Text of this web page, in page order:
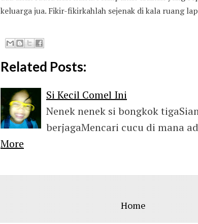
keluarga jua. Fikir-fikirkahlah sejenak di kala ruang
Related Posts:
Si Kecil Comel Ini
Nenek nenek si bongkok
berjagaMencari cucu di mana
More
Home